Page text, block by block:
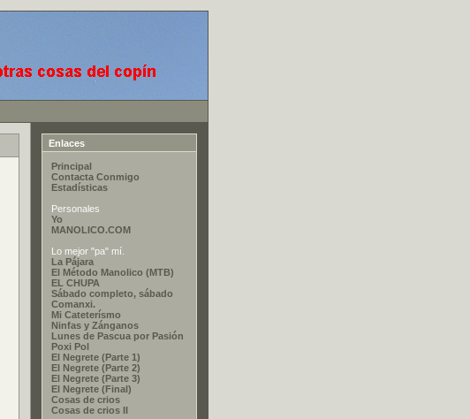
Enlaces
Principal
Contacta Conmigo
Estadísticas
Personales
Yo
MANOLICO.COM
Lo mejor "pa" mí.
La Pájara
El Método Manolico (MTB)
EL CHUPA
Sábado completo, sábado
Comanxi.
Mi Cateterísmo
Ninfas y Zánganos
Lunes de Pascua por Pasión
Poxi Pol
El Negrete (Parte 1)
El Negrete (Parte 2)
El Negrete (Parte 3)
El Negrete (Final)
Cosas de crios
Cosas de crios II